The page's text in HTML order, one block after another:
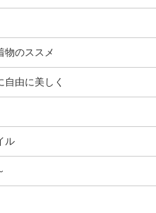
物のススメ
由に美しく
ル